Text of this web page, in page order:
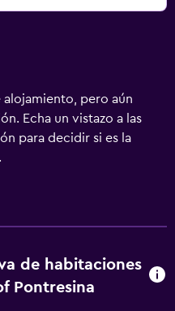
alojamiento, pero aún
Echa un vistazo a las
para decidir si es la
de habitaciones
Pontresina